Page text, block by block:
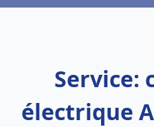
Service:
électrique